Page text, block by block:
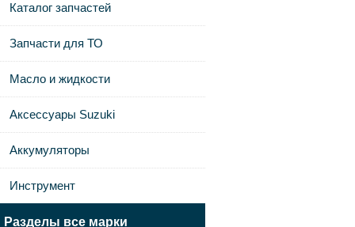
Каталог запчастей
Запчасти для ТО
Масло и жидкости
Аксессуары Suzuki
Аккумуляторы
Инструмент
Разделы все марки